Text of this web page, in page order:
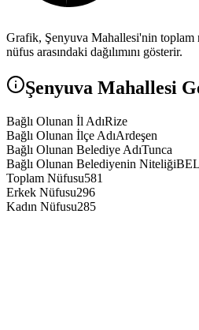
Grafik, Şenyuva Mahallesi'nin toplam
nüfus arasındaki dağılımını gösterir.
Şenyuva Mahallesi
Bağlı Olunan İl AdıRize
Bağlı Olunan İlçe AdıArdeşen
Bağlı Olunan Belediye AdıTunca
Bağlı Olunan Belediyenin Niteliği
Toplam Nüfusu581
Erkek Nüfusu296
Kadın Nüfusu285